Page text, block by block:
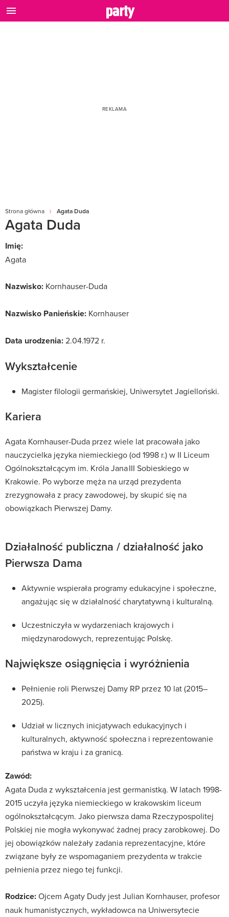
Strona główna Agata Duda
Agata Duda
Imię:
Agata
Nazwisko: Kornhauser-Duda
Nazwisko Panieńskie: Kornhauser
Data urodzenia:2.04.1972 r.
Wykształcenie
Magister filologii germańskiej, Uniwersytet Jagielloński.
Kariera
Agata Kornhauser-Duda przez wiele lat pracowała jako
nauczycielka języka niemieckiego (od 1998 r.) w II Liceum
Ogólnokształcącym im. Króla Jana III Sobieskiego w
Krakowie. Po wyborze męża na urząd prezydenta
zrezygnowała z pracy zawodowej, by skupić się na
obowiązkach Pierwszej Damy.
Działalność publiczna / działalność jako
Pierwsza Dama
Aktywnie wspierała programy edukacyjne i społeczne,
angażując się w działalność charytatywną i kulturalną.
Uczestniczyła w wydarzeniach krajowych i
międzynarodowych, reprezentując Polskę.
Największe osiągnięcia i wyróżnienia
Pełnienie roli Pierwszej Damy RP przez 10 lat (2015–
2025).
Udział w licznych inicjatywach edukacyjnych i
kulturalnych, aktywność społeczna i reprezentowanie
państwa w kraju i za granicą.
Zawód:
Agata Duda z wykształcenia jest germanistką. W latach 1998-
2015 uczyła języka niemieckiego w krakowskim liceum
ogólnokształcącym. Jako pierwsza dama Rzeczypospolitej
Polskiej nie mogła wykonywać żadnej pracy zarobkowej. Do
jej obowiązków należały zadania reprezentacyjne, które
związane były ze wspomaganiem prezydenta w trakcie
pełnienia przez niego tej funkcji.
Rodzice:Ojcem Agaty Dudy jest Julian Kornhauser, profesor
nauk humanistycznych, wykładowca na Uniwersytecie